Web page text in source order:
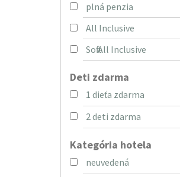
plná penzia
All Inclusive
Soft All Inclusive
Deti zdarma
1 dieťa zdarma
2 deti zdarma
Kategória hotela
neuvedená